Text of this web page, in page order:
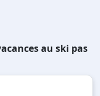
au ski pas